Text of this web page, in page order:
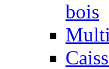
bois